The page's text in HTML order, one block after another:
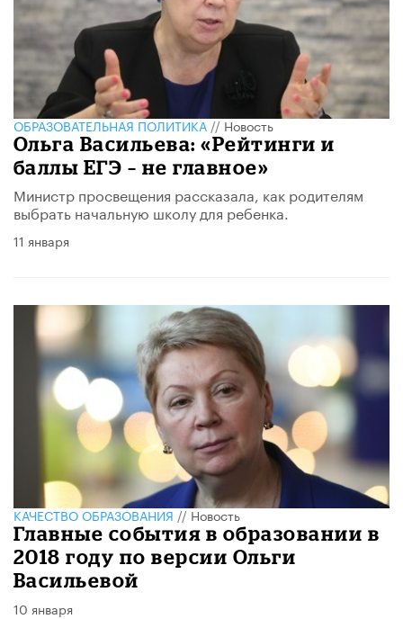
ОБРАЗОВАТЕЛЬНАЯ ПОЛИТИКА//Новость
Ольга Васильева: «Рейтинги и
баллы ЕГЭ – не главное»
Министр просвещения рассказала, как родителям
выбрать начальную школу для ребенка.
11 января
КАЧЕСТВО ОБРАЗОВАНИЯ//Новость
Главные события в образовании в
2018 году по версии Ольги
Васильевой
10 января